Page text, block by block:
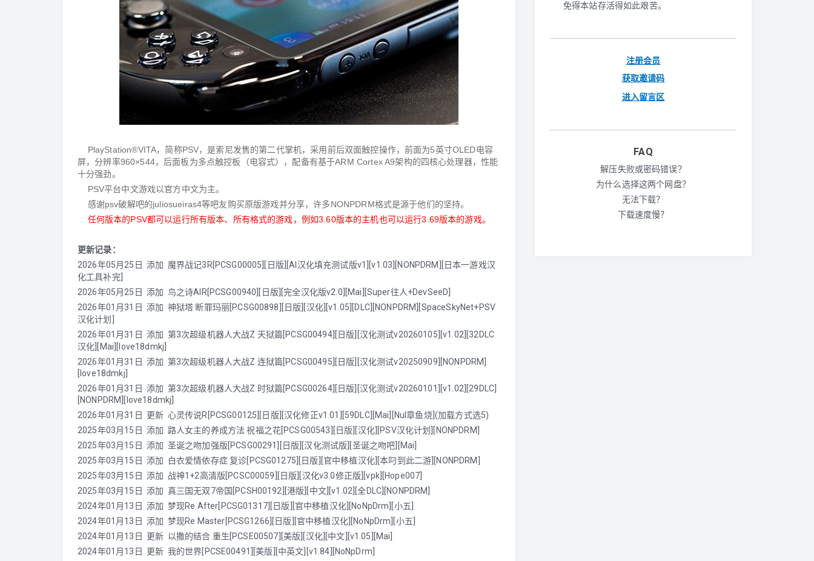
PlayStation®VITA，简称PSV，是索尼发售的第二代掌机，采用前后双面触控操作，前面为5英寸OLED电容
屏，分辨率960×544，后面板为多点触控板（电容式），配备有基于ARM Cortex A9架构的四核心处理器，性能
十分强劲。
PSV平台中文游戏以官方中文为主。
感谢psv破解吧的juliosueiras4等吧友购买原版游戏并分享，许多NONPDRM格式是源于他们的坚持。
任何版本的PSV都可以运行所有版本、所有格式的游戏，例如3.60版本的主机也可以运行3.69版本的游戏。
更新记录：
2026年05月25日 添加 魔界战记3R[PCSG00005][日版][AI汉化填充测试版v1][v1.03][NONPDRM][日本一游戏汉
化工具补完]
2026年05月25日 添加 鸟之诗AIR[PCSG00940][日版][完全汉化版v2.0][Mai][Super往人+DevSeeD]
2026年01月31日 添加 神狱塔 断罪玛丽[PCSG00898][日版][汉化][v1.05][DLC][NONPDRM][SpaceSkyNet+PSV
汉化计划]
2026年01月31日 添加 第3次超级机器人大战Z 天狱篇[PCSG00494][日版][汉化测试v20260105][v1.02][32DLC
汉化][Mai][love18dmkj]
2026年01月31日 添加 第3次超级机器人大战Z 连狱篇[PCSG00495][日版][汉化测试v20250909][NONPDRM]
[love18dmkj]
2026年01月31日 添加 第3次超级机器人大战Z 时狱篇[PCSG00264][日版][汉化测试v20260101][v1.02][29DLC]
[NONPDRM][love18dmkj]
2026年01月31日 更新 心灵传说R[PCSG00125][日版][汉化修正v1.01][59DLC][Mai][Nul章鱼烧](加载方式选5)
2025年03月15日 添加 路人女主的养成方法 祝福之花[PCSG00543][日版][汉化][PSV汉化计划][NONPDRM]
2025年03月15日 添加 圣诞之吻加强版[PCSG00291][日版][汉化测试版][圣诞之吻吧][Mai]
2025年03月15日 添加 白衣爱情依存症 复诊[PCSG01275][日版][官中移植汉化][本叼到此二游][NONPDRM]
2025年03月15日 添加 战神1+2高清版[PCSC00059][日版][汉化v3.0修正版][vpk][Hope007]
2025年03月15日 添加 真三国无双7帝国[PCSH00192][港版][中文][v1.02][全DLC][NONPDRM]
2024年01月13日 添加 梦现Re After[PCSG01317][日版][官中移植汉化][NoNpDrm][小五]
2024年01月13日 添加 梦现Re Master[PCSG1266][日版][官中移植汉化][NoNpDrm][小五]
2024年01月13日 更新 以撒的结合 重生[PCSE00507][美版][汉化][中文][v1.05][Mai]
2024年01月13日 更新 我的世界[PCSE00491][美版][中英文][v1.84][NoNpDrm]
免得本站存活得如此艰苦。
注册会员
获取邀请码
进入留言区
FAQ
解压失败或密码错误？
为什么选择这两个网盘？
无法下载？
下载速度慢？